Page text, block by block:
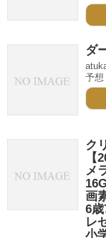
ダ
予
ク
【
メ
画
6
レ
小